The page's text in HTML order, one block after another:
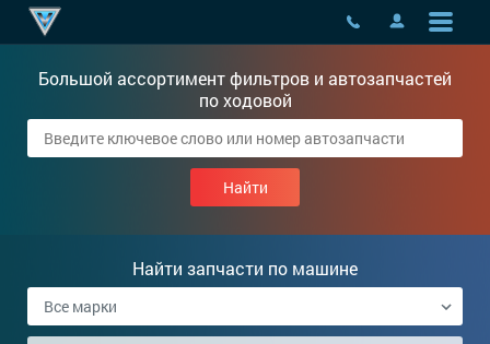
Большой ассортимент фильтров и автозапчастей
по ходовой
Найти запчасти по машине